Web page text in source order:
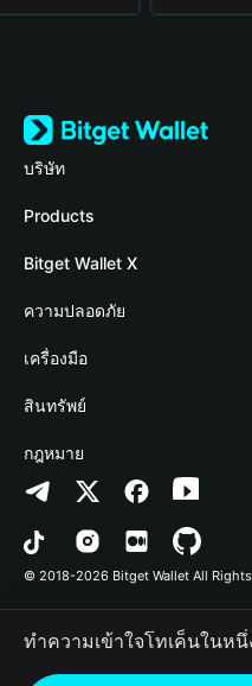
บริษัท
เกี่ยวกับ Bitget Wallet
Blog
Academy
ข่าวสารด้านคริปโต
ศูนย์ช่วยเหลือ
ติดต่อเรา
ทรัพยากรข้อมูลของแบรนด์
อาชีพ
Products
Crypto Card
Stablecoin Earn
Payfi Crypto
Crypto Swap API
Altcoin Season Index
Prediction Markets
DApp
RWA
Bitget Wallet X
นักพัฒนา
เชื่อมต่อ Wallet
Bitget Wallet Pay
ลิสต์โปรเจกต์
ความปลอดภัย
Protection Fund
เทคโนโลยีความปลอดภัย
เครื่องมือ
ซื้อคริปโต
การตรวจจับการอนุญาต
การตรวจจับสัญญา
การโอนเป็นชุด
สินทรัพย์
Arbitrum
Avalanche
Bitcoin
Polygon
กฎหมาย
นโยบายความเป็นส่วนตัว
ข้อตกลงในการใช้บริการ
© 2018-2026 Bitget Wallet All Rights
ทำความเข้าใจโทเค็นในห